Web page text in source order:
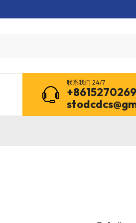
联系我们 24/7